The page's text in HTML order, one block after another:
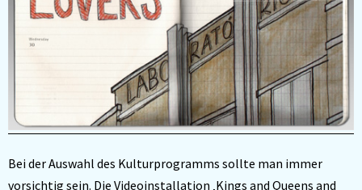
Bei der Auswahl des Kulturprogramms sollte man immer
vorsichtig sein. Die Videoinstallation ‚Kings and Queens and